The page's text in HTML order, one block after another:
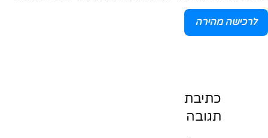
לרכישה מהירה
כתיבת
תגובה